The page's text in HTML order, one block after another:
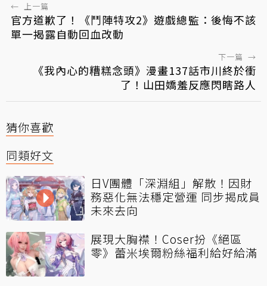
← 上一篇
官方道歉了！《鬥陣特攻2》遊戲總監：後悔不該
單一揭露自動回血改動
下一篇 →
《我內心的糟糕念頭》漫畫137話市川終於衝
了！山田嬌羞反應閃瞎路人
猜你喜歡
同類好文
日V團體「深淵組」解散！因財
務惡化無法穩定營運 同步揭成員
未來去向
展現大胸襟！Coser扮《絕區
零》蕾米埃爾粉絲福利給好給滿